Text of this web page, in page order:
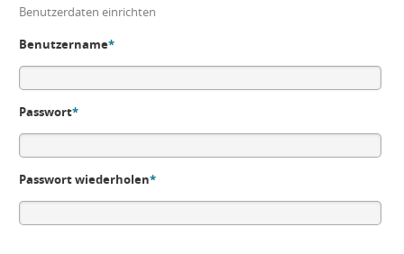
Benutzerdaten einrichten
Benutzername*
Passwort*
Passwort wiederholen*